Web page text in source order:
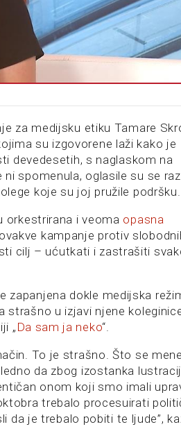
za medijsku etiku Tamare
su izgovorene laži kako je
devedesetih, s naglaskom na
ni spomenula, oglasile su se
koje su joj pružile podršku.
orkestrirana i veoma opasna
kampanje protiv
cilj – ućutkati i zastrašiti
zapanjena dokle medijska
strašno u izjavi njene
„Da sam ja neko“.
To je strašno. Što se
da zbog izostanka
onom koji smo imali
trebalo procesuirati
da je trebalo pobiti te ljude”,